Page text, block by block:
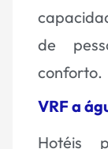
de
conforto.
VRF a
Hotéis